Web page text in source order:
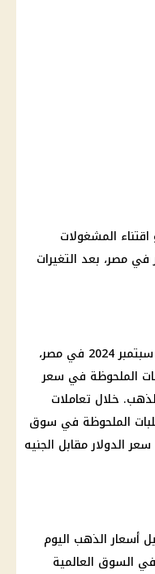
المشغولات
مصر، بعد التغيرات
تراجعت أسعار الذهب اليوم الأحد 22 سبتمبر 2024 في مصر،
الملحوظة في سعر
الذهب. خلال تعاملات
الملحوظة في سوق
الدولار مقابل الجنيه
أسعار الذهب اليوم
السوق العالمية